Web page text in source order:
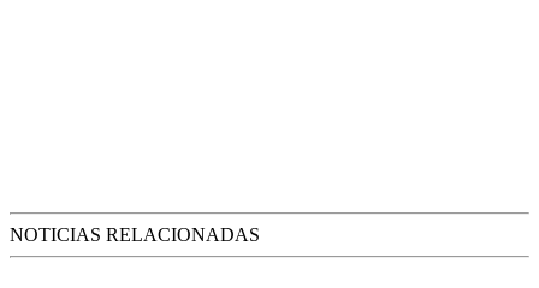
NOTICIAS RELACIONADAS